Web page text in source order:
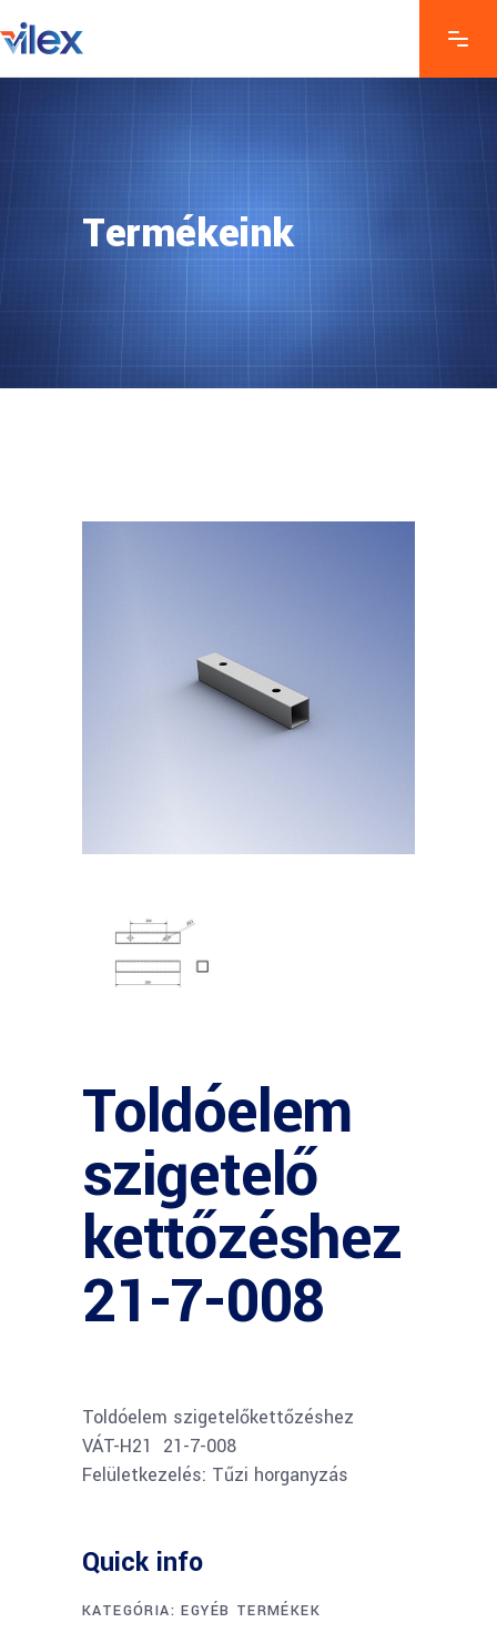
Termékeink
Toldóelem
szigetelő
kettőzéshez
21-7-008
Toldóelem szigetelőkettőzéshez
VÁT-H21 21-7-008
Felületkezelés: Tűzi horganyzás
Quick info
KATEGÓRIA:EGYÉB TERMÉKEK